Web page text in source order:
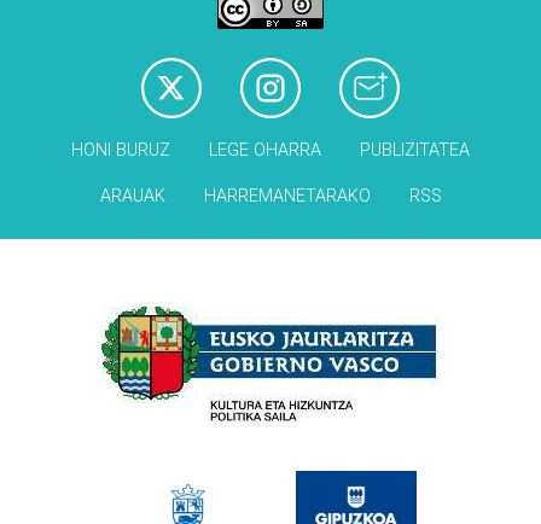
HONI BURUZ LEGE OHARRA PUBLIZITATEA
ARAUAK HARREMANETARAKO RSS